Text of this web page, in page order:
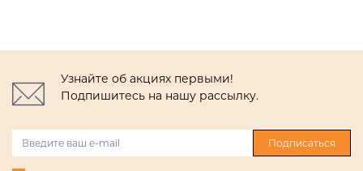
Узнайте об акциях первыми!
Подпишитесь на нашу рассылку.
Подписаться